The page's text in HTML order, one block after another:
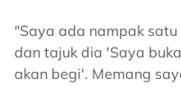
"Saya ada nampak
dan tajuk dia 'Saya
akan begi'. Memang